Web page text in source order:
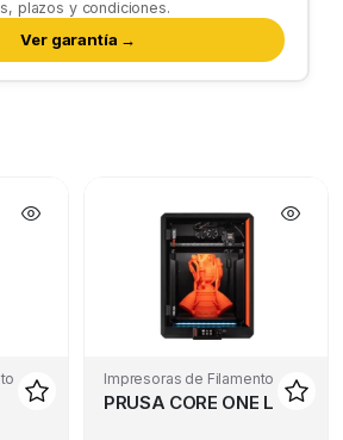
plazos y condiciones.
Ver garantía →
Impresoras de Filamento
PRUSA CORE ONE L